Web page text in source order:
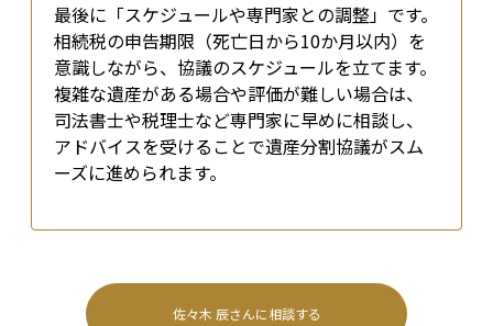
最後に「スケジュールや専門家との調整」です。
相続税の申告期限（死亡日から10か月以内）を
意識しながら、協議のスケジュールを立てます。
複雑な遺産がある場合や評価が難しい場合は、
司法書士や税理士など専門家に早めに相談し、
アドバイスを受けることで遺産分割協議がスム
ーズに進められます。
佐々木 辰さんに相談する